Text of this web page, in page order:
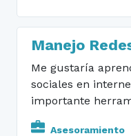
Manejo
Me gustaría
sociales en
importante
Asesoramiento